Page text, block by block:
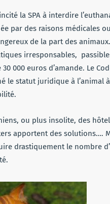
la SPA à interdire
par des raisons médicales
de la part des
irresponsables,
000 euros d’amande. Le
le statut juridique à l’animal
ou plus insolite, des
apportent des solutions….
drastiquement le nombre